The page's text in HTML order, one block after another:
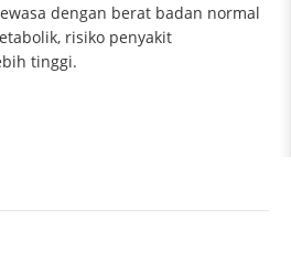
dengan berat badan normal
risiko penyakit
tinggi.